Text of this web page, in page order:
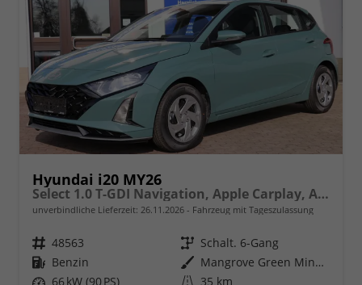
Hyundai i20 MY26
Select 1.0 T-GDI Navigation, Apple Carplay, Android Auto
unverbindliche Lieferzeit: 26.11.2026 Fahrzeug mit Tageszulassung
Fahrzeugnr. 48563 Getriebe Schalt. 6-Gang
Kraftstoff Benzin Außenfarbe
Mangrove Green Mineraleffekt
Leistung 66 kW (90 PS) Kilometerstand 35 km